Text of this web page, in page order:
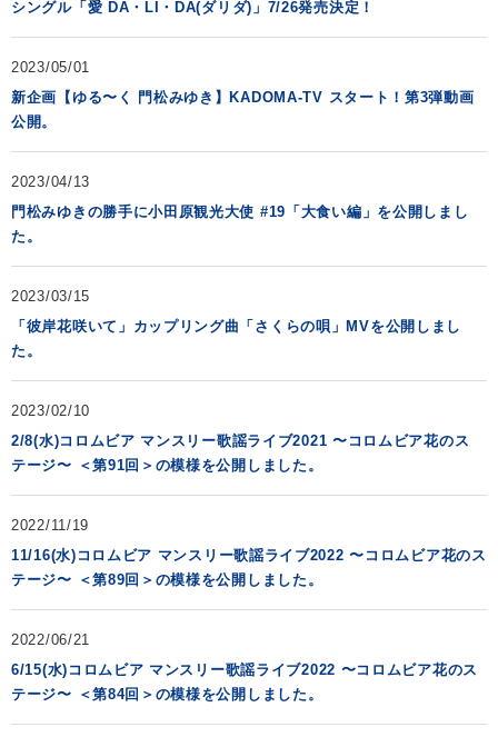
シングル「愛 DA・LI・DA(ダリダ)」7/26発売決定！
2023/05/01
新企画【ゆる〜く 門松みゆき】KADOMA-TV スタート！第3弾動画
公開。
2023/04/13
門松みゆきの勝手に小田原観光大使 #19「大食い編」を公開しまし
た。
2023/03/15
「彼岸花咲いて」カップリング曲「さくらの唄」MVを公開しまし
た。
2023/02/10
2/8(水)コロムビア マンスリー歌謡ライブ2021 〜コロムビア花のス
テージ〜 ＜第91回＞の模様を公開しました。
2022/11/19
11/16(水)コロムビア マンスリー歌謡ライブ2022 〜コロムビア花のス
テージ〜 ＜第89回＞の模様を公開しました。
2022/06/21
6/15(水)コロムビア マンスリー歌謡ライブ2022 〜コロムビア花のス
テージ〜 ＜第84回＞の模様を公開しました。